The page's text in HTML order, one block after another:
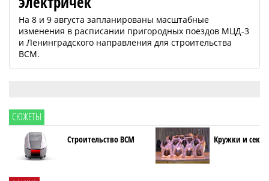
На 8 и 9 августа запланированы масштабные
изменения в расписании пригородных поездов МЦД-3
и Ленинградского направления для строительства
ВСМ.
СЮЖЕТЫ
Строительство ВСМ Кружки и